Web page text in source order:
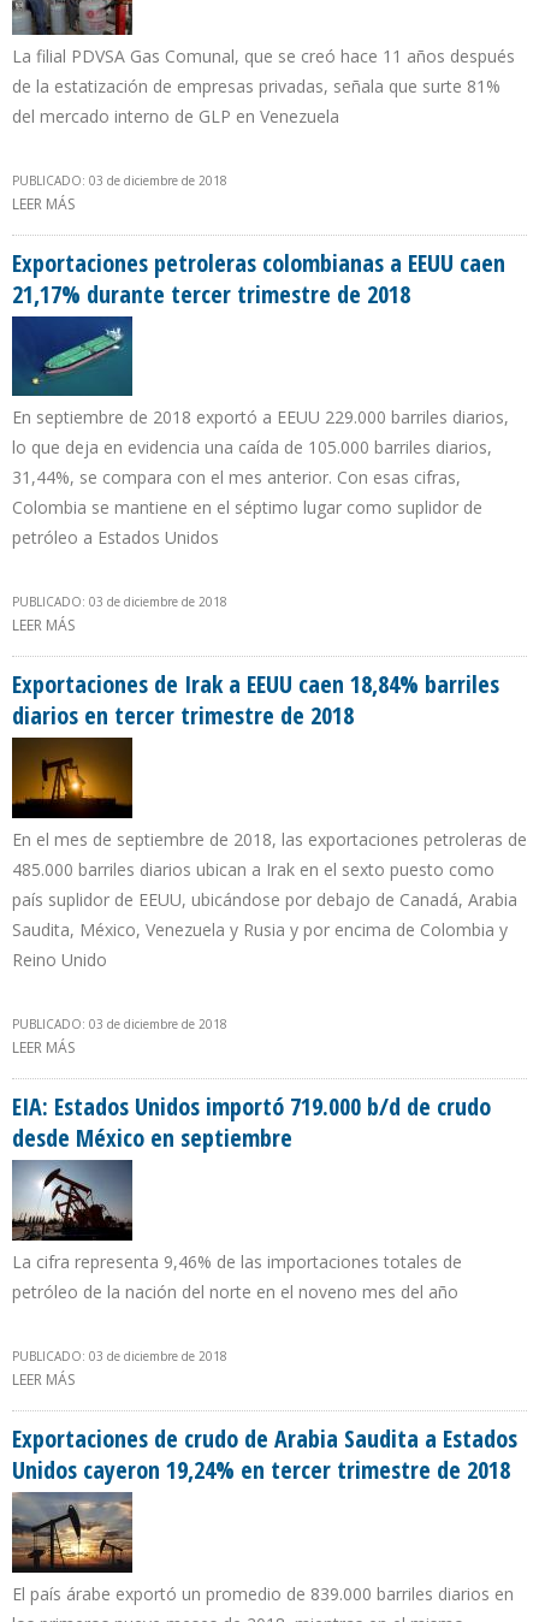
La filial PDVSA Gas Comunal, que se creó hace 11 años después
de la estatización de empresas privadas, señala que surte 81%
del mercado interno de GLP en Venezuela
PUBLICADO: 03 de diciembre de 2018
LEER MÁS
Exportaciones petroleras colombianas a EEUU caen
21,17% durante tercer trimestre de 2018
En septiembre de 2018 exportó a EEUU 229.000 barriles diarios,
lo que deja en evidencia una caída de 105.000 barriles diarios,
31,44%, se compara con el mes anterior. Con esas cifras,
Colombia se mantiene en el séptimo lugar como suplidor de
petróleo a Estados Unidos
PUBLICADO: 03 de diciembre de 2018
LEER MÁS
Exportaciones de Irak a EEUU caen 18,84% barriles
diarios en tercer trimestre de 2018
En el mes de septiembre de 2018, las exportaciones petroleras de
485.000 barriles diarios ubican a Irak en el sexto puesto como
país suplidor de EEUU, ubicándose por debajo de Canadá, Arabia
Saudita, México, Venezuela y Rusia y por encima de Colombia y
Reino Unido
PUBLICADO: 03 de diciembre de 2018
LEER MÁS
EIA: Estados Unidos importó 719.000 b/d de crudo
desde México en septiembre
La cifra representa 9,46% de las importaciones totales de
petróleo de la nación del norte en el noveno mes del año
PUBLICADO: 03 de diciembre de 2018
LEER MÁS
Exportaciones de crudo de Arabia Saudita a Estados
Unidos cayeron 19,24% en tercer trimestre de 2018
El país árabe exportó un promedio de 839.000 barriles diarios en